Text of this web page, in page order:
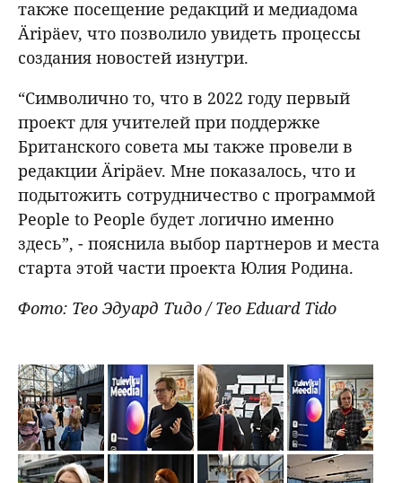
также посещение редакций и медиадома
Äripäev, что позволило увидеть процессы
создания новостей изнутри.
“Символично то, что в 2022 году первый
проект для учителей при поддержке
Британского совета мы также провели в
редакции Äripäev. Мне показалось, что и
подытожить сотрудничество с программой
People to People будет логично именно
здесь”, - пояснила выбор партнеров и места
старта этой части проекта Юлия Родина.
Фото: Тео Эдуард Тидо / Teo Eduard Tido